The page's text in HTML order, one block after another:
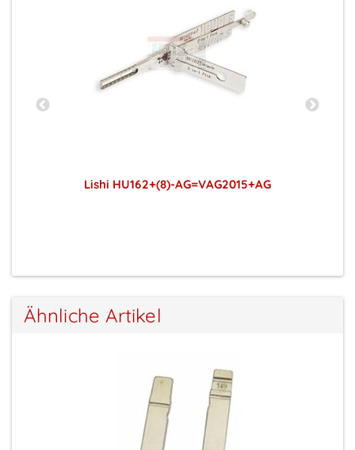
Lishi HU162+(8)-AG=VAG2015+AG
Ähnliche Artikel